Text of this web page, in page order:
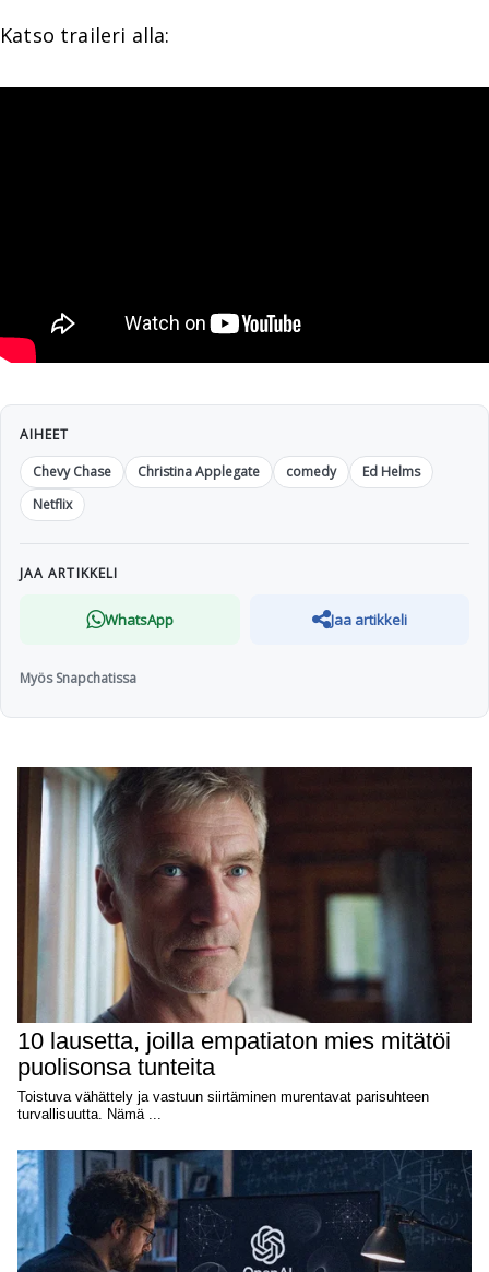
Katso traileri alla:
AIHEET
Chevy Chase
Christina Applegate comedy
Ed Helms
Netflix
JAA ARTIKKELI
WhatsApp Jaa artikkeli
Myös Snapchatissa